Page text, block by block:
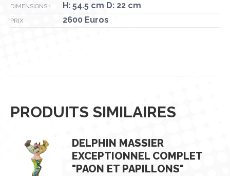
DIMENSIONS : H: 54.5 cm D: 22 cm
PRIX : 2600 Euros
PRODUITS SIMILAIRES
DELPHIN MASSIER
EXCEPTIONNEL COMPLET
"PAON ET PAPILLONS"